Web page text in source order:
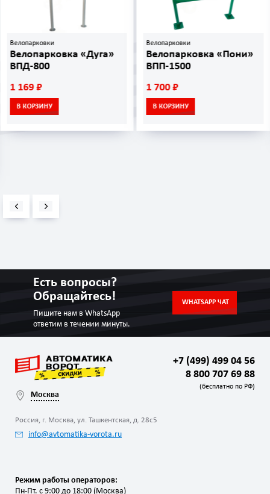
Велопарковки
Велопарковка «Дуга»
ВПД-800
1 169 ₽
В КОРЗИНУ
Велопарковки
Велопарковка «Пони»
ВПП-1500
1 700 ₽
В КОРЗИНУ
Есть вопросы?
Обращайтесь!
Пишите нам в WhatsApp
ответим в течении минуты.
WHATSAPP ЧАТ
Москва
Россия, г. Москва, ул. Ташкентская, д. 28с5
info@avtomatika-vorota.ru
+7 (499) 499 04 56
8 800 707 69 88
(бесплатно по РФ)
Режим работы операторов:
Пн-Пт. с 9:00 до 18:00 (Москва)